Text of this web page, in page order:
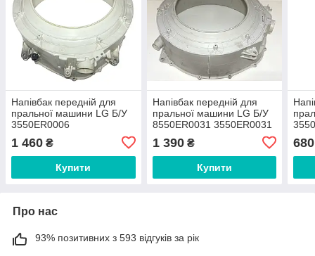
Напівбак передній для
пральної машини LG Б/У
3550ER0006
1 460 ₴
Купити
Напівбак передній для
пральної машини LG Б/У
8550ER0031 3550ER0031
1 390₴
Купити
680
Про нас
93% позитивних з 593 відгуків за рік